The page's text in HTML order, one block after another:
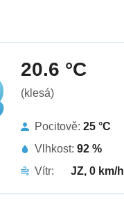
20.6 °C
(klesá)
Pocitově: 25 °C
Vlhkost: 92 %
Vítr:
JZ, 0 km/h